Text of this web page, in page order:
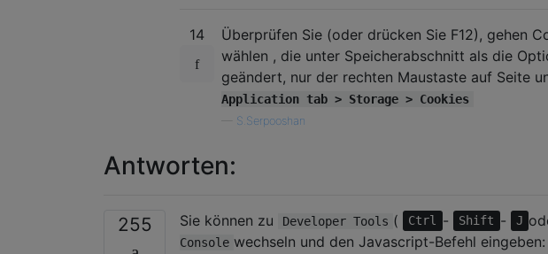
14
Überprüfen Sie (oder drücken Sie F12), gehen
wählen , die unter Speicherabschnitt als die
geändert, nur der rechten Maustaste auf Seite
Application tab > Storage > Cookies
S.Serpooshan
Antworten:
255 Sie können zu Developer Tools ( Ctrl - Shift - J
Console wechseln und den Javascript-Befehl eingeben: